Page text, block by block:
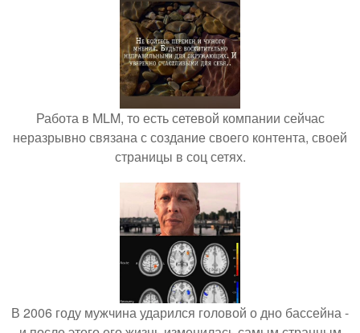
Работа в MLM, то есть сетевой компании сейчас
неразрывно связана с создание своего контента, своей
страницы в соц сетях.
В 2006 году мужчина ударился головой о дно бассейна -